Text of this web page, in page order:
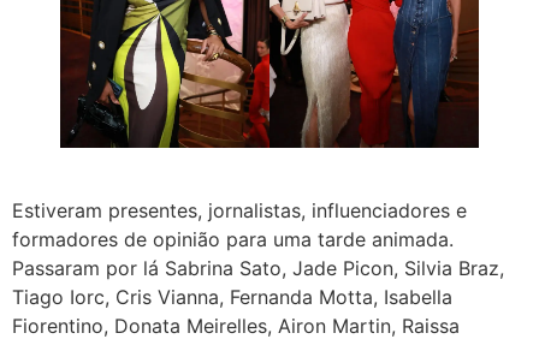
Estiveram presentes, jornalistas, influenciadores e
formadores de opinião para uma tarde animada.
Passaram por lá Sabrina Sato, Jade Picon, Silvia Braz,
Tiago Iorc, Cris Vianna, Fernanda Motta, Isabella
Fiorentino, Donata Meirelles, Airon Martin, Raissa